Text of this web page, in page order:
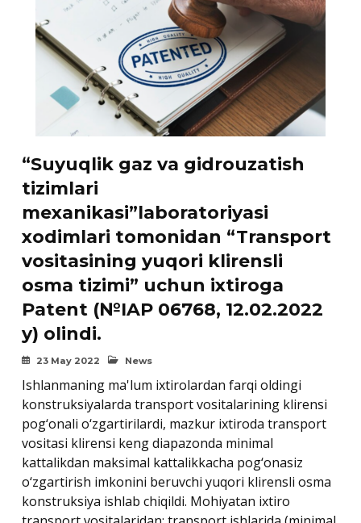
“Suyuqlik gaz va gidrouzatish
tizimlari
mexanikasi”laboratoriyasi
xodimlari tomonidan “Transport
vositasining yuqori klirensli
osma tizimi” uchun ixtiroga
Patent (№IAP 06768, 12.02.2022
y) olindi.
23 May 2022 News
Ishlanmaning ma'lum ixtirolardan farqi oldingi
konstruksiyalarda transport vositalarining klirensi
pog‘onali o‘zgartirilardi, mazkur ixtiroda transport
vositasi klirensi keng diapazonda minimal
kattalikdan maksimal kattalikkacha pog‘onasiz
o‘zgartirish imkonini beruvchi yuqori klirensli osma
konstruksiya ishlab chiqildi. Mohiyatan ixtiro